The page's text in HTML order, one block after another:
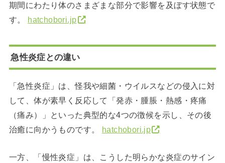
期間にわたり体のさまざまな部分で影響を及ぼす状態で
す。
hatchobori.jp
急性炎症との違い
「急性炎症」は、怪我や細菌・ウイルスなどの侵入に対
して、体が素早く反応して「発赤・腫脹・熱感・疼痛
（痛み）」といった典型的な4つの徴候を示し、その後
治癒に向かうものです。 hatchobori.jp
一方、「慢性炎症」は、こうした明らかな炎症のサイン